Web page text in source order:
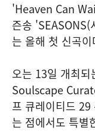
'Heaven Can
즌송
는 올해 첫 신곡이
오는 13일 개최
Soulscape
프 큐레이티드
는 점에서도 특별